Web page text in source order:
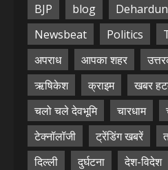
BJP blog Dehardun
Newsbeat
Politics
अपराध
आपका शहर
ऋषिकेश
क्राइम खबर
चलो चले देवभूमि
चारधाम
टेक्नॉलॉजी
ट्रेंडिंग खबरें
दिल्ली
दुर्घटना देश-विदेश